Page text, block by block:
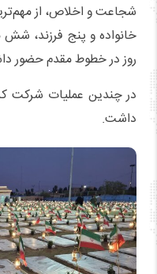
شجاعت و اخلاص، از
روز در خطوط مقدم حضور
در چندین عملیات شرکت
داشت.